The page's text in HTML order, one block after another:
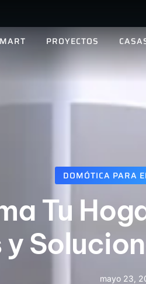
PROYECTOS
DOMÓTICA PARA
Tu
mayo 23,